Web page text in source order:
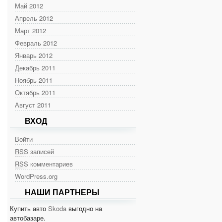
Май 2012
Апрель 2012
Март 2012
Февраль 2012
Январь 2012
Декабрь 2011
Ноябрь 2011
Октябрь 2011
Август 2011
ВХОД
Войти
RSS записей
RSS комментариев
WordPress.org
НАШИ ПАРТНЕРЫ
Купить авто Skoda выгодно на
автобазаре.